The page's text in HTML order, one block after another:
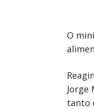
O
Jorge
tanto